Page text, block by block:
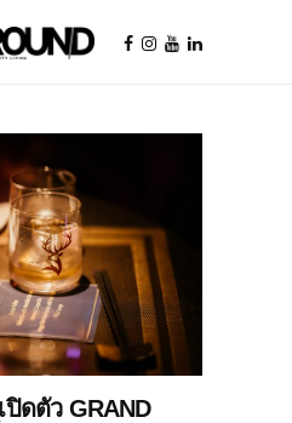
ปิดตัว GRAND